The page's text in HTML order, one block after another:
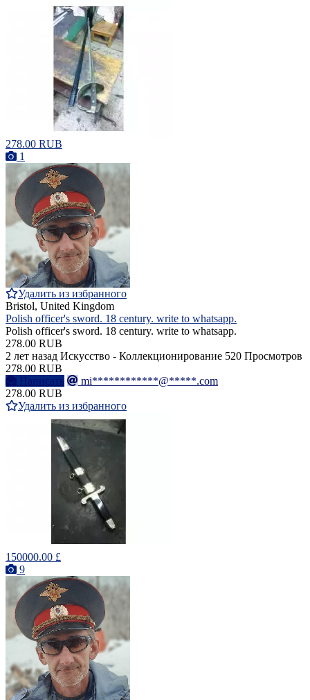
278.00 RUB
1
Удалить из избранного
Bristol, United Kingdom
Polish officer's sword. 18 century. write to whatsapp.
Polish officer's sword. 18 century. write to whatsapp.
278.00 RUB
2 лет назад Искусство - Коллекционирование 520 Просмотров
278.00 RUB
Написать
mi************@*****.com
278.00 RUB
Удалить из избранного
150000.00 £
9